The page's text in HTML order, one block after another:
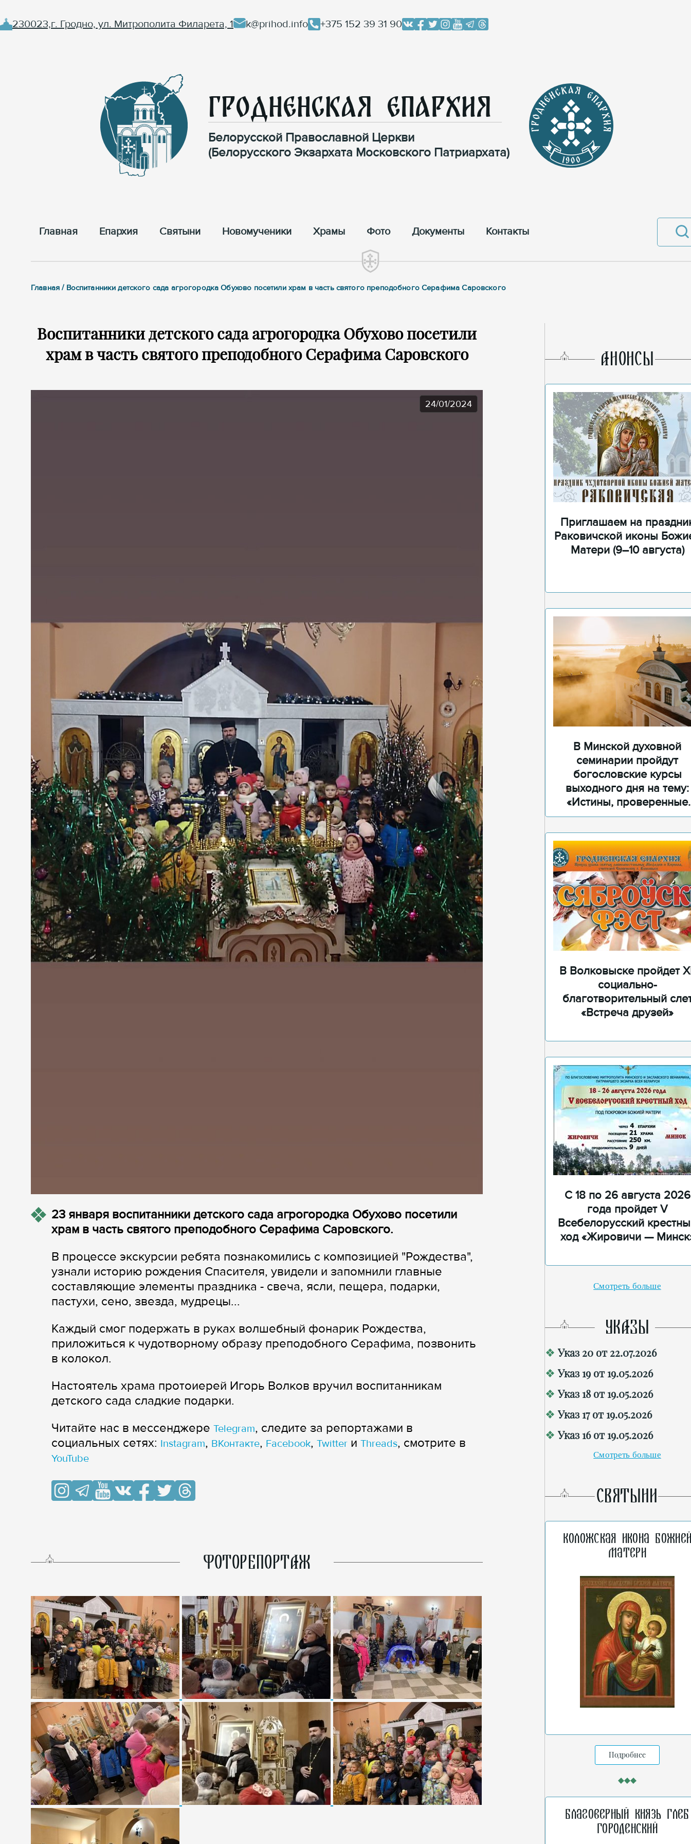
230023,г. Гродно, ул. Митрополита Филарета, 1 k@prihod.info +375 152 39 31 90
Гродненская Епархия
Белорусской Православной Церкви
(Белорусского Экзархата Московского Патриархата)
Главная Епархия Cвятыни Новомученики Храмы Фото Документы Контакты
Главная / Воспитанники детского сада агрогородка Обухово посетили храм в часть святого преподобного Серафима Саровского
Воспитанники детского сада агрогородка Обухово посетили
храм в часть святого преподобного Серафима Саровского
24/01/2024
23 января воспитанники детского сада агрогородка Обухово посетили
храм в часть святого преподобного Серафима Саровского.
В процессе экскурсии ребята познакомились с композицией "Рождества",
узнали историю рождения Спасителя, увидели и запомнили главные
составляющие элементы праздника - свеча, ясли, пещера, подарки,
пастухи, сено, звезда, мудрецы...
Каждый смог подержать в руках волшебный фонарик Рождества,
приложиться к чудотворному образу преподобного Серафима, позвонить
в колокол.
Настоятель храма протоиерей Игорь Волков вручил воспитанникам
детского сада сладкие подарки.
Читайте нас в мессенджере Telegram, следите за репортажами в
cоциальных сетях: Instagram, ВКонтакте, Facebook, Twitter и Threads, смотрите в
YouTube
ФОТОРЕПОРТАЖ
AНОНСЫ
Приглашаем на
Раковичской иконы
Матери (9–10 августа)
В Минской духовной
семинарии пройдут
богословские курсы
выходного дня на тему:
«Истины, проверенные
временем»
В Волковыске пройдет
социально-
благотворительный
«Встреча друзей»
С 18 по 26 августа 2026
года пройдет V
Всебелорусский
ход «Жировичи —
Смотреть больше
УКАЗЫ
Указ 20 от 22.07.2026
Указ 19 от 19.05.2026
Указ 18 от 19.05.2026
Указ 17 от 19.05.2026
Указ 16 от 19.05.2026
Смотреть больше
СВЯТЫНИ
Коложская икона
Матери
Подробнее
Благоверный князь Глеб
Городенский